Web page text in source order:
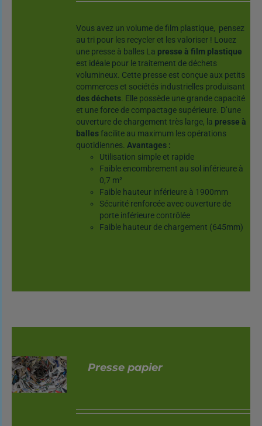
Vous avez un volume de film plastique, pensez
au tri pour les recycler et les valoriser ! Louez
une presse à balles La presse à film plastique
est idéale pour le traitement de déchets
volumineux. Cette presse est conçue aux petits
commerces et sociétés industrielles produisant
des déchets . Elle possède une grande capacité
et une force de compactage supérieure. D’une
ouverture de chargement très large, la presse à
ballesfacilite au maximum les opérations
quotidiennes.Avantages :
Utilisation simple et rapide
Faible encombrement au sol inférieure à
0,7 m²
Faible hauteur inférieure à 1900mm
Sécurité renforcée avec ouverture de
porte inférieure contrôlée
Faible hauteur de chargement (645mm)
Presse papier